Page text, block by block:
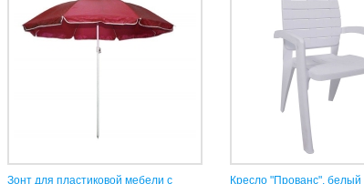
Зонт для пластиковой мебели с
Кресло "Прованс", белый